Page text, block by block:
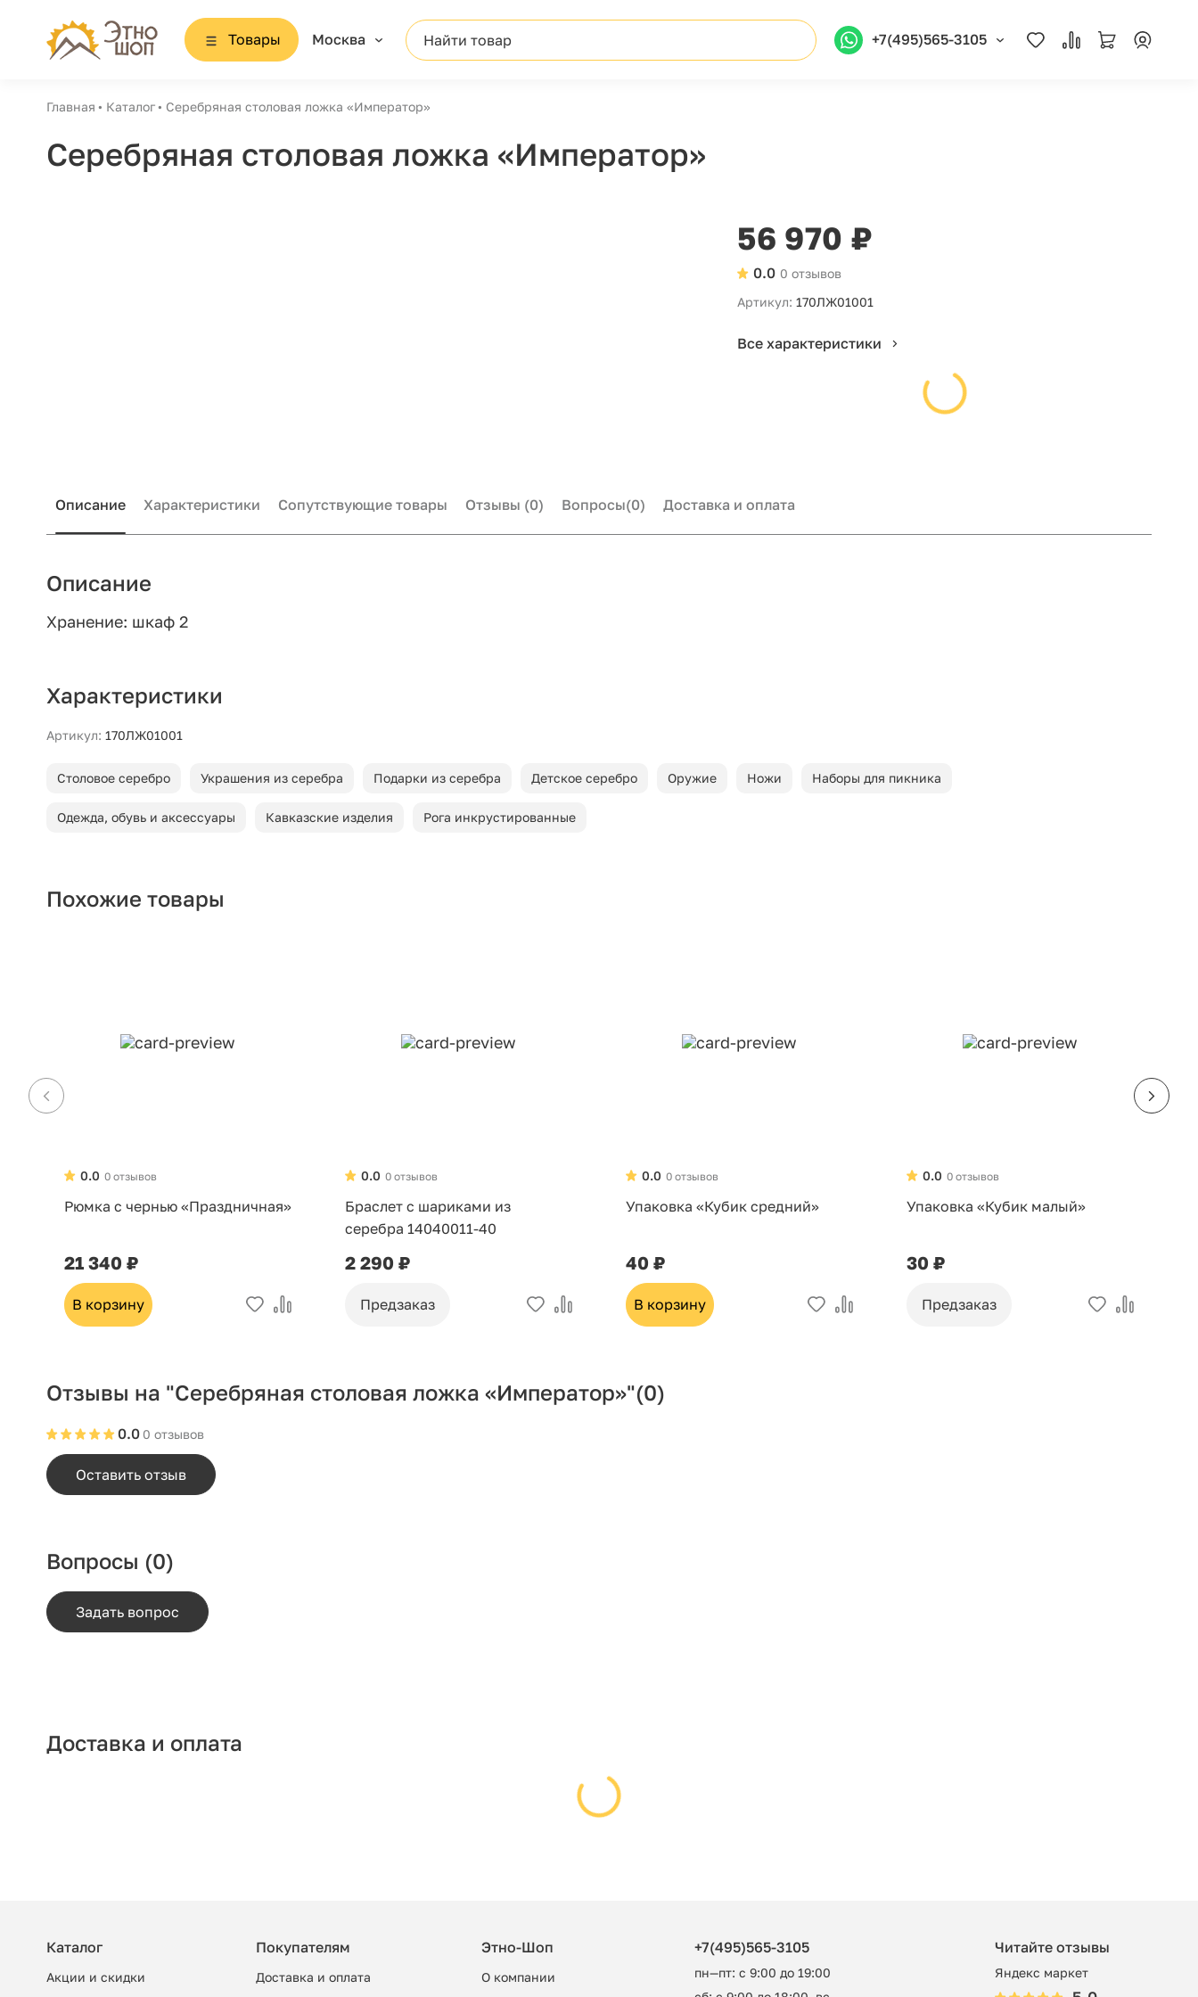
Товары Москва Найти товар +7(495)565-3105
Главная Каталог Серебряная столовая ложка «Император»
Серебряная столовая ложка «Император»
56 970 ₽
0 отзывов
0.0
Артикул: 170ЛЖ01001
Все характеристики
Описание Характеристики Сопутствующие товары Отзывы (0) Вопросы(0) Доставка и оплата
Описание
Хранение: шкаф 2
Характеристики
Артикул: 170ЛЖ01001
Столовое серебро Украшения из серебра Подарки из серебра Детское серебро Оружие Ножи Наборы для пикника
Одежда, обувь и аксессуары Кавказские изделия Рога инкрустированные
Похожие товары
0 отзывов
0.0
Рюмка с чернью «Праздничная»
21 340 ₽
В корзину
0 отзывов
0.0
Браслет с шариками из
серебра 14040011-40
2 290 ₽
Предзаказ
0 отзывов
0.0
Упаковка «Кубик средний»
40 ₽
В корзину
0 отзывов
0.0
Упаковка «Кубик малый»
30 ₽
Предзаказ
Отзывы на "Серебряная столовая ложка «Император»"(0)
0 отзывов
0.0
Оставить отзыв
Вопросы (0)
Задать вопрос
Доставка и оплата
Каталог
Акции и скидки
Покупателям
Доставка и оплата
Этно-Шоп
О компании
+7(495)565-3105
пн—пт: с 9:00 до 19:00
Читайте отзывы
Яндекс маркет